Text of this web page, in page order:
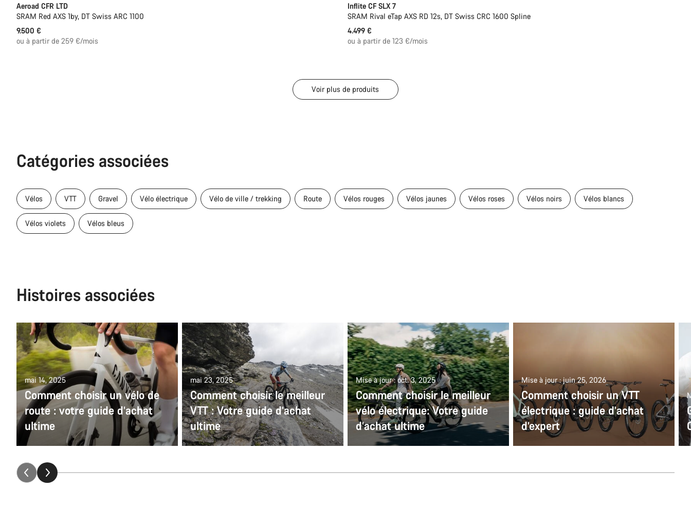
Aeroad CFR LTD
SRAM Red AXS 1by, DT Swiss ARC 1100
9.500 €
ou à partir de 259 €/mois
Inflite CF SLX 7
SRAM Rival eTap AXS RD 12s, DT Swiss CRC 1600 Spline
4.499 €
ou à partir de 123 €/mois
Voir plus de produits
Catégories associées
Vélos VTT Gravel Vélo électrique Vélo de ville / trekking Route Vélos rouges Vélos jaunes Vélos roses Vélos noirs Vélos blancs
Vélos violets Vélos bleus
Histoires associées
mai 14, 2025
Comment choisir un vélo de
route : votre guide d’achat
ultime
mai 23, 2025
Comment choisir le meilleur
VTT : Votre guide d’achat
ultime
Mise à jour : oct. 3, 2025
Comment choisir le meilleur
vélo électrique: Votre guide
d’achat ultime
Mise à jour : juin 25, 2026
Comment choisir un VTT
électrique : guide d’achat
d’expert